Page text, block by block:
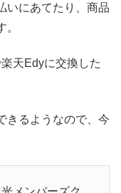
いにあてたり、商品
天Edyに交換した
きるようなので、今